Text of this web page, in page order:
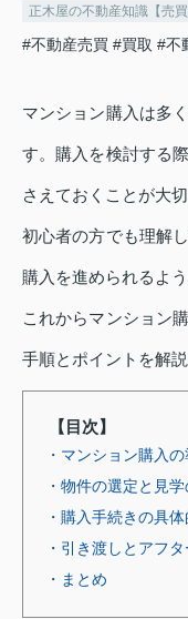
正木屋の不動産知識【売買
#不動産売買 #買取 #不
マンション購入は多
す。購入を検討する
さえておくことが大切
初心者の方でも理解
購入を進められるよ
これからマンション
手順とポイントを解説
【目次】
・マンション購入
・物件の選定と見
・購入手続きの具
・引き渡しとアフ
・まとめ